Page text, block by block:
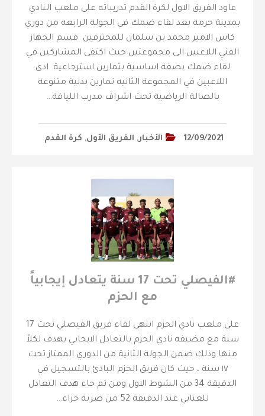
عاود الفريق الاول لكرة القدم تدريباته على ملعب النادي
بمدينة حرمة بعد لقاء ضمك في الجولة الرابعه من دوري
كاس الامير محمد بن سلمان للمحترفين قسم الجهاز
الفني اللاعبين الى مجموعتين حيث اكتفى المشاركين في
لقاء ضمك بصفة اساسية بتمارين استرجاعية ادى
اللاعبين في المجموعة الثانيه تمارين بدنية متنوعة
بالصالة الرياضية تحت اشراف مدرب اللياقة…
12/09/2021 الأخبار, الفريق الأول, كرة القدم
‫#الفيصلي‬⁩ تحت 17 سنة يتعادل إيجابياً
مع الحزم
على ملعب نادي الحزم انتهى لقاء فريق الفيصلي تحت 17
سنة مع مضيفه نادي الحزم بالتعادل الايجابي بهدف لكلاً
منها وذلك ضمن الجولة الثانية من الدوري الممتاز تحت
١٧ سنة ، حيث كان فريق الحزم البادئ بالتسجيل في
الدقيقة 34 من الشوط الاول ومن ثم جاء هدف التعادل
للعنابي عند الدقيقة 52 من ضربة جزاء…